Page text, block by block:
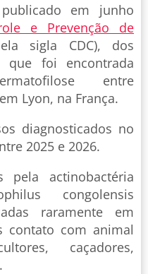
em junho
e Prevenção de
sigla CDC), dos
que foi encontrada
entre
Lyon, na França.
diagnosticados no
2025 e 2026.
pela actinobactéria
congolensis
raramente em
contato com animal
caçadores,